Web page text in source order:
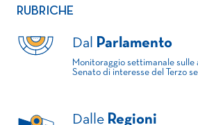
RUBRICHE
Dal Parlamento
Monitoraggio settimanale
Senato di interesse del Terzo
Dalle Regioni